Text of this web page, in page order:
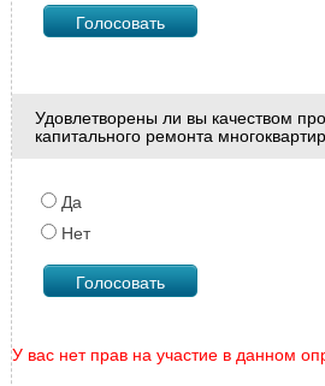
Удовлетворены ли вы качеством
капитального ремонта
Да
Нет
У вас нет прав на участие в данном